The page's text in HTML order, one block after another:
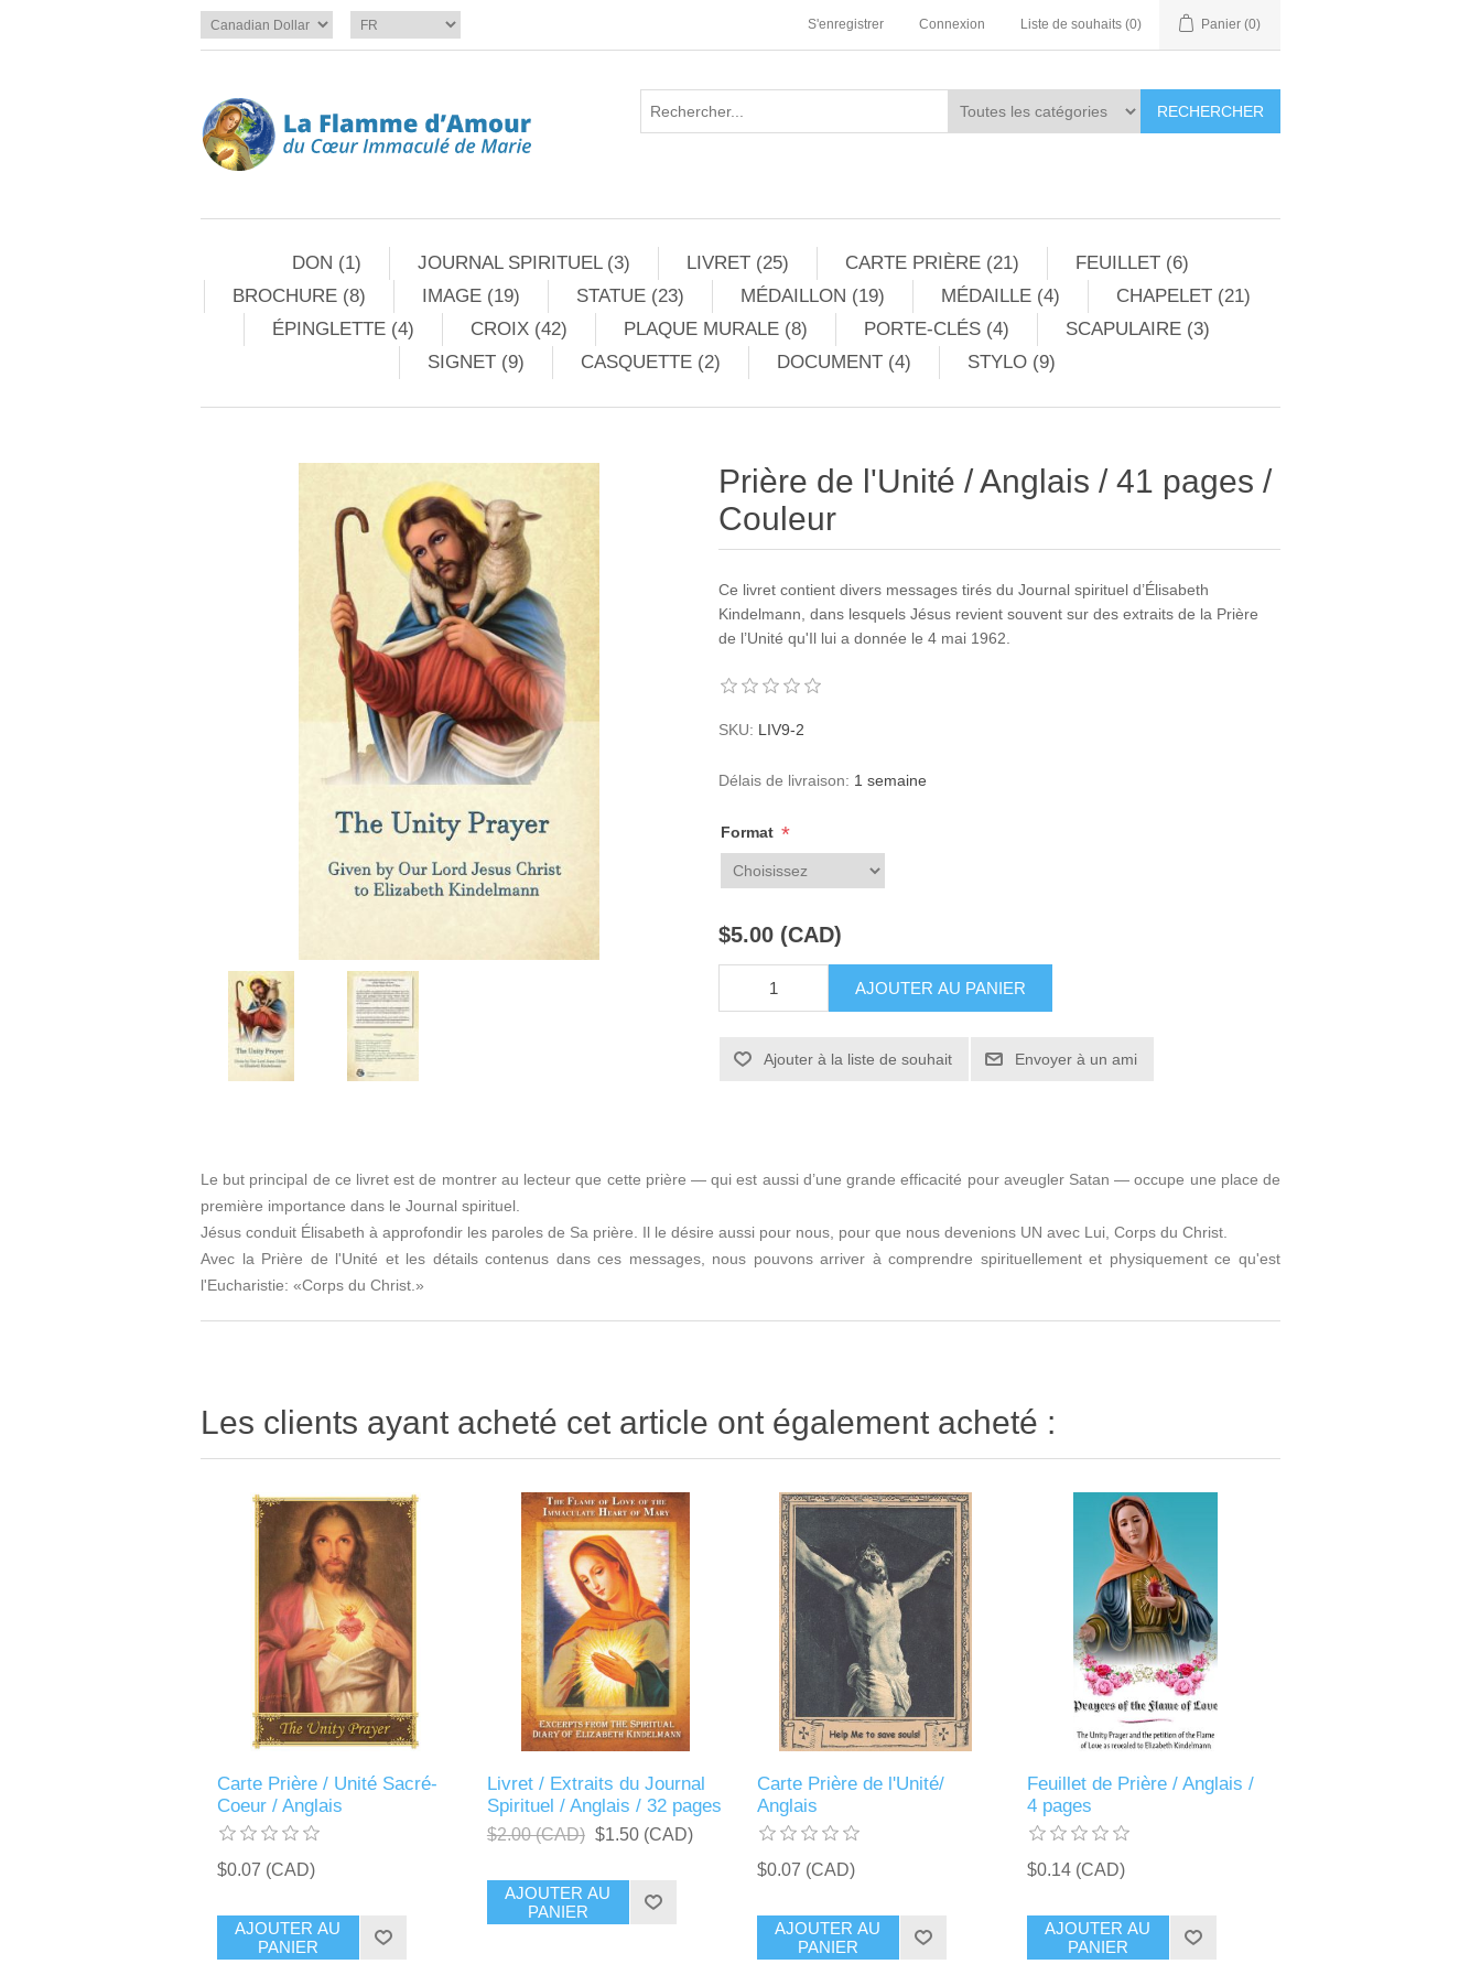
S'enregistrer Connexion Liste de souhaits (0) Panier (0)
RECHERCHER
DON (1) JOURNAL SPIRITUEL (3) LIVRET (25) CARTE PRIÈRE (21)
FEUILLET (6)
BROCHURE (8)
IMAGE (19) STATUE (23) MÉDAILLON (19) MÉDAILLE (4)
CHAPELET (21)
ÉPINGLETTE (4)
CROIX (42) PLAQUE MURALE (8) PORTE-CLÉS (4)
SCAPULAIRE (3)
SIGNET (9)
CASQUETTE (2) DOCUMENT (4) STYLO (9)
Prière de l'Unité / Anglais / 41 pages /
Couleur
Ce livret contient divers messages tirés du Journal spirituel d’Élisabeth
Kindelmann, dans lesquels Jésus revient souvent sur des extraits de la Prière
de l’Unité qu'Il lui a donnée le 4 mai 1962.
SKU: LIV9-2
Délais de livraison: 1 semaine
Format *
$5.00 (CAD)
AJOUTER AU PANIER
Ajouter à la liste de souhait Envoyer à un ami
Le but principal de ce livret est de montrer au lecteur que cette prière — qui est aussi d’une grande efficacité pour aveugler Satan — occupe une place de
première importance dans le Journal spirituel.
Jésus conduit Élisabeth à approfondir les paroles de Sa prière. Il le désire aussi pour nous, pour que nous devenions UN avec Lui, Corps du Christ.
Avec la Prière de l'Unité et les détails contenus dans ces messages, nous pouvons arriver à comprendre spirituellement et physiquement ce qu'est
l'Eucharistie: «Corps du Christ.»
Les clients ayant acheté cet article ont également acheté :
Carte Prière / Unité Sacré-
Coeur / Anglais
$0.07 (CAD)
AJOUTER AU
PANIER
Livret / Extraits du Journal
Spirituel / Anglais / 32 pages
$2.00 (CAD) $1.50 (CAD)
AJOUTER AU
PANIER
Carte Prière de l'Unité/
Anglais
$0.07 (CAD)
AJOUTER AU
PANIER
Feuillet de Prière / Anglais /
4 pages
$0.14 (CAD)
AJOUTER AU
PANIER